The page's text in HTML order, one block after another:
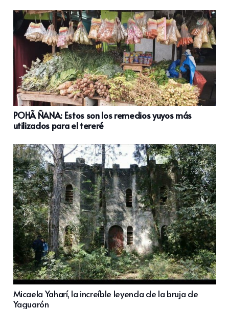
POHÃ ÑANA: Estos son los remedios yuyos más
utilizados para el tereré
Micaela Yaharí, la increíble leyenda de la bruja de
Yaguarón